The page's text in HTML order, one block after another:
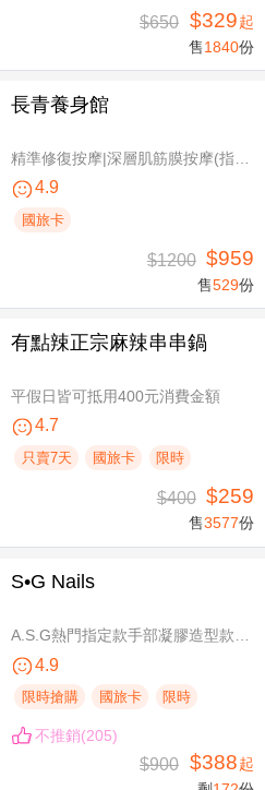
$650 $329起
售1840份
長青養身館
4.9
國旅卡
$1200 $959
售529份
有點辣正宗麻辣串串鍋
平假日皆可抵用400元消費金額
4.7
只賣7天 國旅卡 限時
$400 $259
售3577份
S•G Nails
A.S.G熱門指定款手部凝膠造型款110選1+輕保養(款式不定期更換，可換色) / B.約會過節好心情S.G 風格系-足部凝膠造型款110選1+輕保養(款式不定期更換，可換色) / C.簡簡單單好穿搭！手部凝膠上色+輕保養 / D.脫掉襪子不尷尬！足部凝膠上色+輕保養
4.9
限時搶購 國旅卡 限時
不推銷(205)
$900 $388起